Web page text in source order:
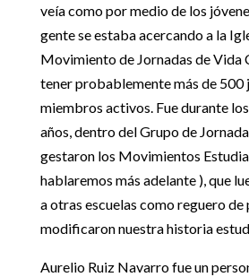
veía como por medio de los
gente se estaba acercando a la
Movimiento de Jornadas de Vida
tener probablemente más de 500
miembros activos. Fue durante
años, dentro del Grupo de
gestaron los Movimientos
hablaremos más adelante ), que
a otras escuelas como reguero de
modificaron nuestra historia
Aurelio Ruiz Navarro fue un